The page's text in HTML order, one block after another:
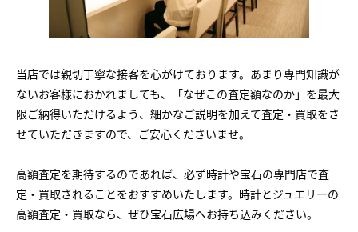
当店では親切丁寧な接客を心がけております。あまり専門知識が
ないお客様におかれましても、「なぜこの査定額なのか」を最大
限ご納得いただけるよう、細かなご説明を加えて査定・買取をさ
せていただきますので、ご安心くださいませ。
高額査定を期待するのであれば、必ず時計や宝石の専門店で査
定・買取されることをおすすめいたします。時計とジュエリーの
高額査定・買取なら、ぜひ宝石広場へお持ち込みください。